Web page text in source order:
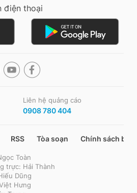
điện thoại
Liên hệ quảng cáo
0908 780 404
RSS Tòa soạn Chính sách bảo
Toàn
trực: Hải Thành
Dũng
Hưng